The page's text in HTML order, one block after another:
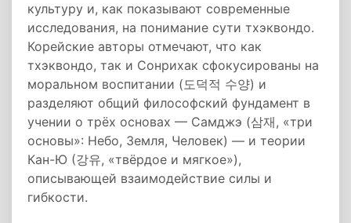
культуру и, как показывают современные
исследования, на понимание сути тхэквондо.
Корейские авторы отмечают, что как
тхэквондо, так и Сонрихак сфокусированы на
моральном воспитании (도덕적 수양) и
разделяют общий философский фундамент в
учении о трёх основах — Самджэ (삼재, «три
основы»: Небо, Земля, Человек) — и теории
Кан-Ю (강유, «твёрдое и мягкое»),
описывающей взаимодействие силы и
гибкости.